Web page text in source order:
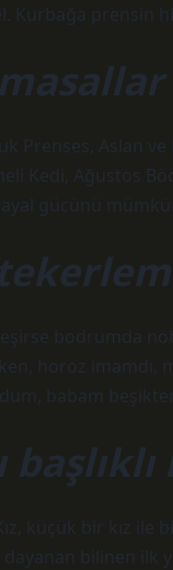
Kurbağa prensin
Prenses, Aslan ve
Kedi, Ağustos
gücünü
bodrumda
horoz
babam
Kız, küçük bir kız
bilinen ilk